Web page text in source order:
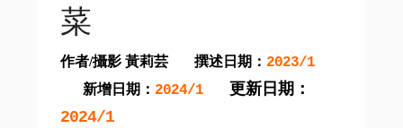
菜
作者/攝影 黃莉芸 撰述日期： 2023/1
新增日期： 2024/1
更新日期：
2024/1